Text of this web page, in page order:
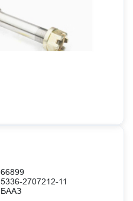
66899
5336-2707212-11
БААЗ